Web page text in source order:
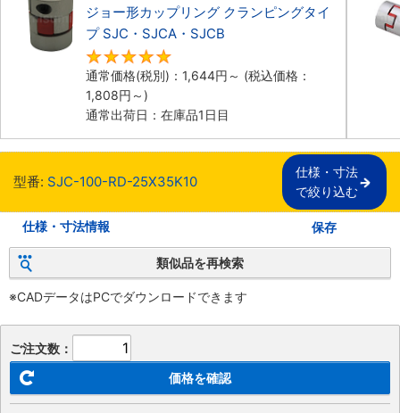
ジョー形カップリング クランピングタイ
プ SJC・SJCA・SJCB
通常価格(税別)： 1,644円 ～ (税込価格：
1,808円 ～)
通常出荷日：在庫品1日目
型番: SJC-100-RD-25X35K10
仕様・寸法
で絞り込む
仕様・寸法情報 保存
類似品を再検索
※CADデータはPCでダウンロードできます
ご注文数：
価格を確認